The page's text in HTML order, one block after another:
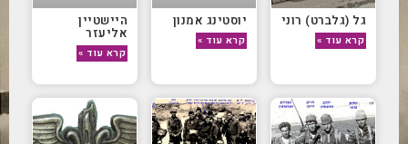
גל (גלברט) רוני
קרא עוד »
יוסטינג אמנון
קרא עוד »
היישטיין
אליעזר
קרא עוד »